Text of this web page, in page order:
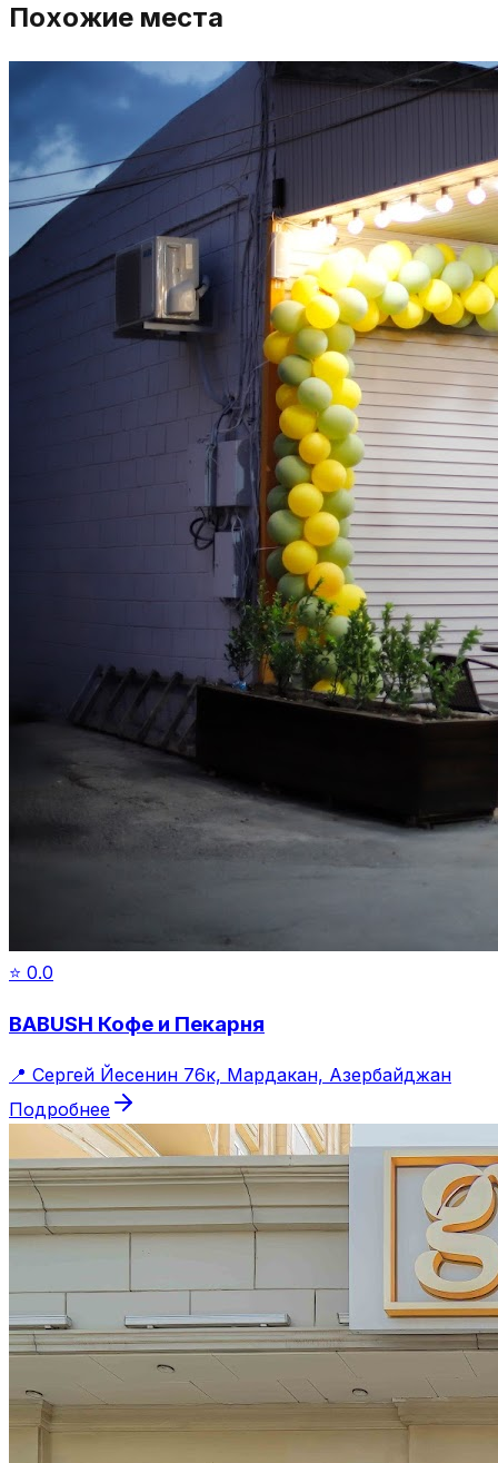
Похожие места
⭐ 0.0
BABUSH Кофе и Пекарня
📍 Сергей Йесенин 76к, Мардакан, Азербайджан
Подробнее